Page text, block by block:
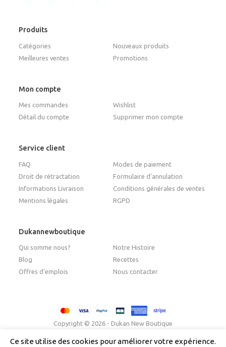
Produits
Catégories
Nouveaux produits
Meilleures ventes
Promotions
Mon compte
Mes commandes
Wishlist
Détail du compte
Supprimer mon compte
Service client
FAQ
Modes de paiement
Droit de rétractation
Formulaire d'annulation
Informations Livraison
Conditions générales de ventes
Mentions légales
RGPD
Dukannewboutique
Qui somme nous?
Notre Histoire
Blog
Recettes
Offres d'emplois
Nous contacter
Copyright © 2026 - Dukan New Boutique
Ce site utilise des cookies pour améliorer votre expérience.